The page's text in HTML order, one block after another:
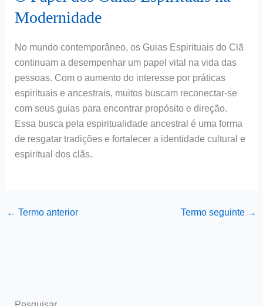
Modernidade
No mundo contemporâneo, os Guias Espirituais do Clã
continuam a desempenhar um papel vital na vida das
pessoas. Com o aumento do interesse por práticas
espirituais e ancestrais, muitos buscam reconectar-se
com seus guias para encontrar propósito e direção.
Essa busca pela espiritualidade ancestral é uma forma
de resgatar tradições e fortalecer a identidade cultural e
espiritual dos clãs.
← Termo anterior Termo seguinte →